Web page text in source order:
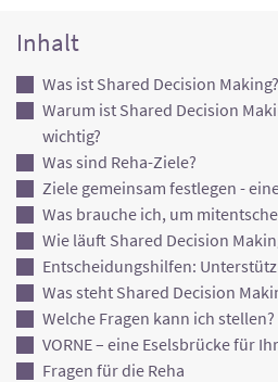
Inhalt
Was ist Shared Decision Making?
Warum ist Shared Decision
wichtig?
Was sind Reha-Ziele?
Ziele gemeinsam festlegen -
Was brauche ich, um
Wie läuft Shared Decision
Entscheidungshilfen:
Was steht Shared Decision
Welche Fragen kann ich stellen?
VORNE – eine Eselsbrücke für
Fragen für die Reha